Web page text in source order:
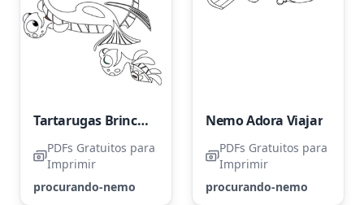
Tartarugas Brincalhonas e Peixe Dory
PDFs Gratuitos para
Imprimir
procurando-nemo
Nemo Adora Viajar
PDFs Gratuitos para
Imprimir
procurando-nemo